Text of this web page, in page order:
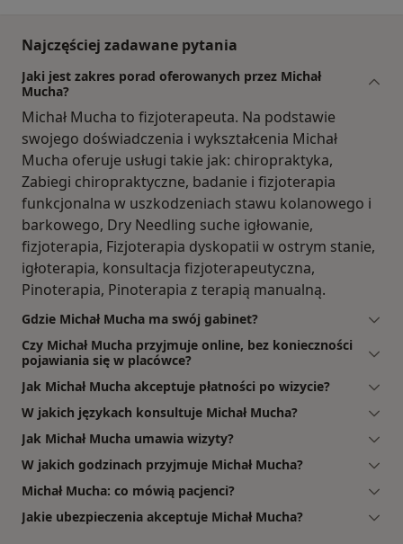
Najczęściej zadawane pytania
Jaki jest zakres porad oferowanych przez Michał
Mucha?
Michał Mucha to fizjoterapeuta. Na podstawie
swojego doświadczenia i wykształcenia Michał
Mucha oferuje usługi takie jak: chiropraktyka,
Zabiegi chiropraktyczne, badanie i fizjoterapia
funkcjonalna w uszkodzeniach stawu kolanowego i
barkowego, Dry Needling suche igłowanie,
fizjoterapia, Fizjoterapia dyskopatii w ostrym stanie,
igłoterapia, konsultacja fizjoterapeutyczna,
Pinoterapia, Pinoterapia z terapią manualną.
Gdzie Michał Mucha ma swój gabinet?
Czy Michał Mucha przyjmuje online, bez konieczności
pojawiania się w placówce?
Jak Michał Mucha akceptuje płatności po wizycie?
W jakich językach konsultuje Michał Mucha?
Jak Michał Mucha umawia wizyty?
W jakich godzinach przyjmuje Michał Mucha?
Michał Mucha: co mówią pacjenci?
Jakie ubezpieczenia akceptuje Michał Mucha?